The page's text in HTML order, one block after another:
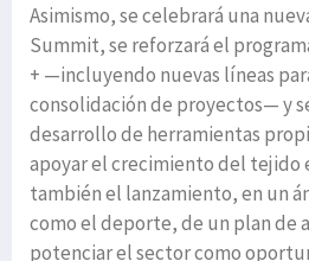
Asimismo, se celebrará una
Summit, se reforzará el
+ —incluyendo nuevas líneas
consolidación de proyectos— y
desarrollo de herramientas
apoyar el crecimiento del tejido
también el lanzamiento, en un
como el deporte, de un plan de
potenciar el sector como